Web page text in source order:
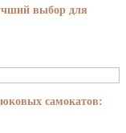
выбор для
самокатов: